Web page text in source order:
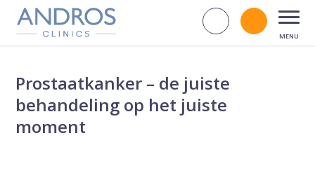
Navigatie overslaan
Zoek op
Bel
Prostaatkanker – de juiste
behandeling op het juiste
moment